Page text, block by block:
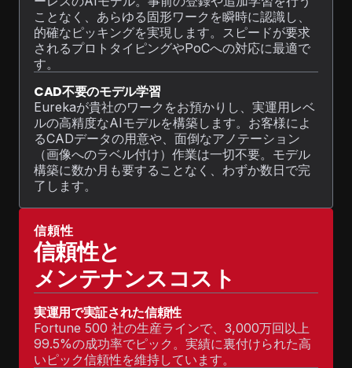
ことなく、あらゆる固形ワークを瞬時に認識し、
的確なピッキングを実現します。スピードが要求
されるプロトタイピングやPoCへの対応に最適で
す。
CAD不要のモデル学習
Eurekaが貴社のワークをお預かりし、実運用レベ
ルの高精度なAIモデルを構築します。お客様によ
るCADデータの用意や、面倒なアノテーション
（画像へのラベル付け）作業は一切不要。モデル
構築に数か月も要することなく、わずか数日で完
了します。
信頼性
信頼性と
メンテナンスコスト
実運用で実証された信頼性
Fortune 500 社の生産ラインで、3,000万回以上
99.5%の成功率でピック。実績に裏付けられた高
いピック信頼性を維持しています。